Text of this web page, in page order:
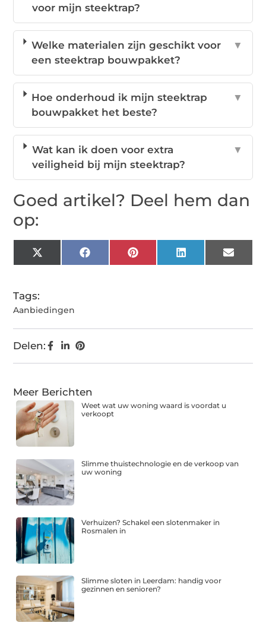
voor mijn steektrap?
Welke materialen zijn geschikt voor
een steektrap bouwpakket?
▼
Hoe onderhoud ik mijn steektrap
bouwpakket het beste?
▼
Wat kan ik doen voor extra
veiligheid bij mijn steektrap?
▼
Goed artikel? Deel hem dan
op:
X
(Twitter)
FacebookPinterestLinkedIn Email
Tags:
Aanbiedingen
Delen:
Meer Berichten
Weet wat uw woning waard is voordat u
verkoopt
Slimme thuistechnologie en de verkoop van
uw woning
Verhuizen? Schakel een slotenmaker in
Rosmalen in
Slimme sloten in Leerdam: handig voor
gezinnen en senioren?